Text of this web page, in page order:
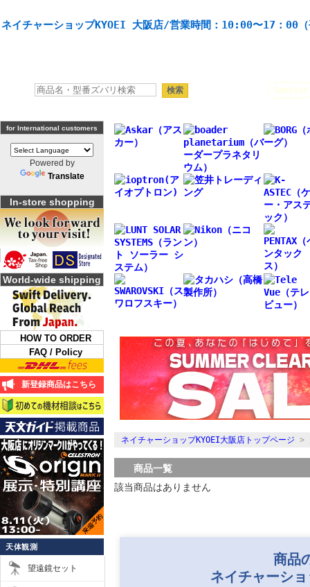
ネイチャーショップKYOEI 大阪店/営業時間：10:00〜17：00（
Seestar
for International customers
Powered by
Translate
In-store shopping
World-wide shipping
HOW TO ORDER
FAQ / Policy
新登録商品はこちら
天体観測
望遠鏡セット
ネイチャーショップKYOEI大阪店トップページ >
商品一覧
該当商品はありません
商品
ネイチャーシ